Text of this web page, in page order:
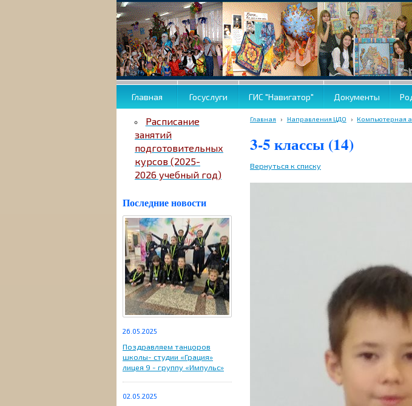
Главная Госуслуги ГИС "Навигатор" Документы
Расписание
занятий
подготовительных
курсов (2025-
2026 учебный год)
Последние новости
26.05.2025
Поздравляем танцоров
школы- студии «Грация»
лицея 9 - группу «Импульс»
02.05.2025
Главная › Направления ЦДО › Компьютерная
3-5 классы (14)
Вернуться к списку